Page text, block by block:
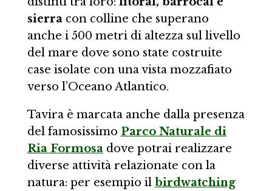
sierracon colline che superano
anche i 500 metri di altezza sul livello
del mare dove sono state costruite
case isolate con una vista mozzafiato
verso l’Oceano Atlantico.
Tavira è marcata anche dalla presenza
del famosissimo Parco Naturale di
Ria Formosadove potrai realizzare
diverse attività relazionate con la
natura: per esempio il birdwatching